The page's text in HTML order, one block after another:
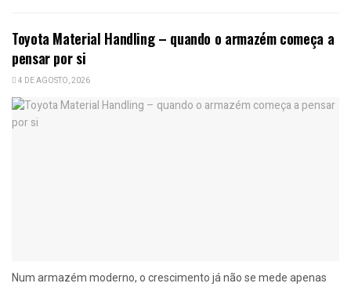
Toyota Material Handling – quando o armazém começa a
pensar por si
4 DE AGOSTO, 2026
Num armazém moderno, o crescimento já não se mede apenas